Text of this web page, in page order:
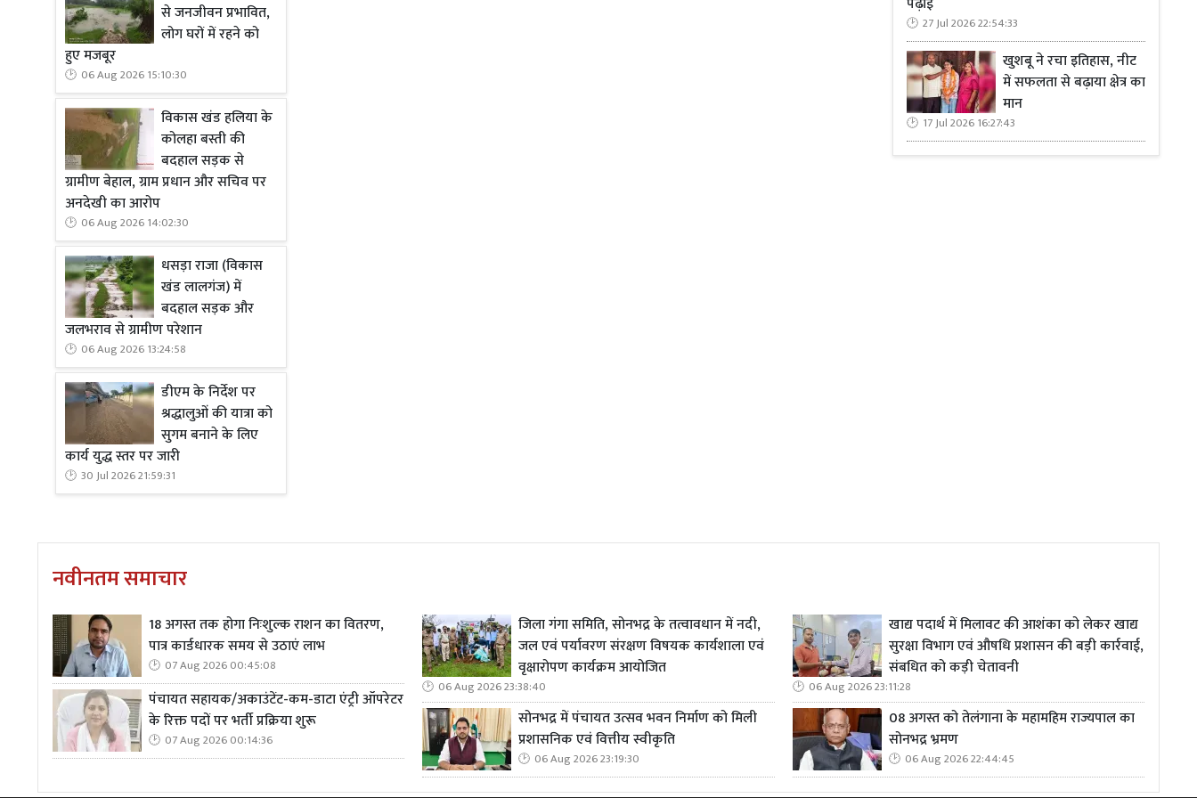
से जनजीवन प्रभावित,
लोग घरों में रहने को
हुए मजबूर
06 Aug 2026 15:10:30
विकास खंड हलिया के
कोलहा बस्ती की
बदहाल सड़क से
ग्रामीण बेहाल, ग्राम प्रधान और सचिव पर
अनदेखी का आरोप
06 Aug 2026 14:02:30
धसड़ा राजा (विकास
खंड लालगंज) में
बदहाल सड़क और
जलभराव से ग्रामीण परेशान
06 Aug 2026 13:24:58
डीएम के निर्देश पर
श्रद्धालुओं की यात्रा को
सुगम बनाने के लिए
कार्य युद्ध स्तर पर जारी
30 Jul 2026 21:59:31
27 Jul 2026 22:54:33
खुशबू ने रचा इतिहास, नीट
में सफलता से बढ़ाया क्षेत्र का
मान
17 Jul 2026 16:27:43
नवीनतम समाचार
18 अगस्त तक होगा निःशुल्क राशन का वितरण,
पात्र कार्डधारक समय से उठाएं लाभ
07 Aug 2026 00:45:08
पंचायत सहायक/अकाउंटेंट-कम-डाटा एंट्री ऑपरेटर
के रिक्त पदों पर भर्ती प्रक्रिया शुरू
07 Aug 2026 00:14:36
जिला गंगा समिति, सोनभद्र के तत्वावधान में नदी,
जल एवं पर्यावरण संरक्षण विषयक कार्यशाला एवं
वृक्षारोपण कार्यक्रम आयोजित
06 Aug 2026 23:38:40
सोनभद्र में पंचायत उत्सव भवन निर्माण को मिली
प्रशासनिक एवं वित्तीय स्वीकृति
06 Aug 2026 23:19:30
खाद्य पदार्थ में मिलावट की आशंका को लेकर खाद्य
सुरक्षा विभाग एवं औषधि प्रशासन की बड़ी कार्रवाई,
संबधित को कड़ी चेतावनी
06 Aug 2026 23:11:28
08 अगस्त को तेलंगाना के महामहिम राज्यपाल का
सोनभद्र भ्रमण
06 Aug 2026 22:44:45